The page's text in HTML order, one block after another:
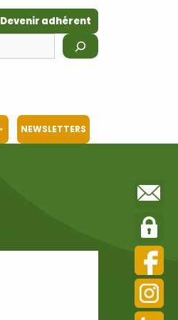
Devenir adhérent
NEWSLETTERS